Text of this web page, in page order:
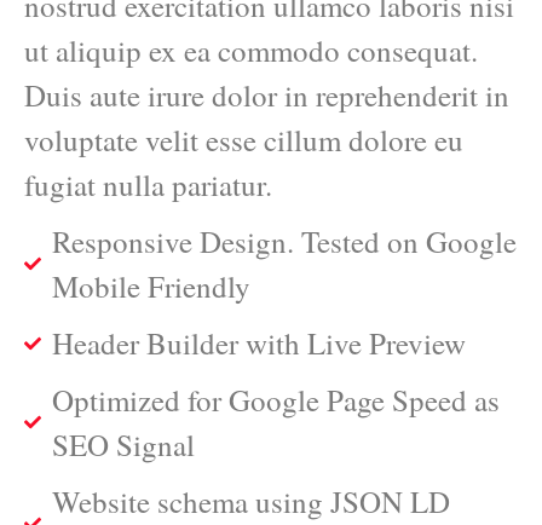
ut aliquip ex ea commodo consequat.
Duis aute irure dolor in reprehenderit in
voluptate velit esse cillum dolore eu
fugiat nulla pariatur.
Responsive Design. Tested on Google
Mobile Friendly
Header Builder with Live Preview
Optimized for Google Page Speed as
SEO Signal
Website schema using JSON LD